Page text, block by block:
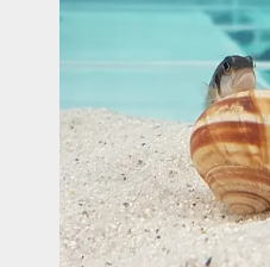
About the team
Auszeichnung sollen besonders
Hochschulkarriere weiter bestärkt